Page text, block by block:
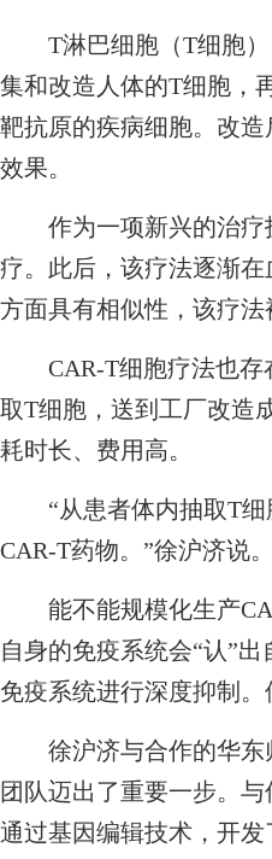
T淋巴细胞（T细胞）
集和改造人体的T细胞，
靶抗原的疾病细胞。改
效果。
作为一项新兴的治疗技
疗。此后，该疗法逐渐
方面具有相似性，该疗法
CAR-T细胞疗法也存
取T细胞，送到工厂改造
耗时长、费用高。
“从患者体内抽取T细
CAR-T药物。”徐沪济说。
能不能规模化生产
自身的免疫系统会“认”
免疫系统进行深度抑制
徐沪济与合作的华东
团队迈出了重要一步。
通过基因编辑技术，开